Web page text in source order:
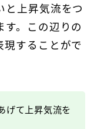
と上昇気流をつ
。この辺りの
現することがで
げて上昇気流を